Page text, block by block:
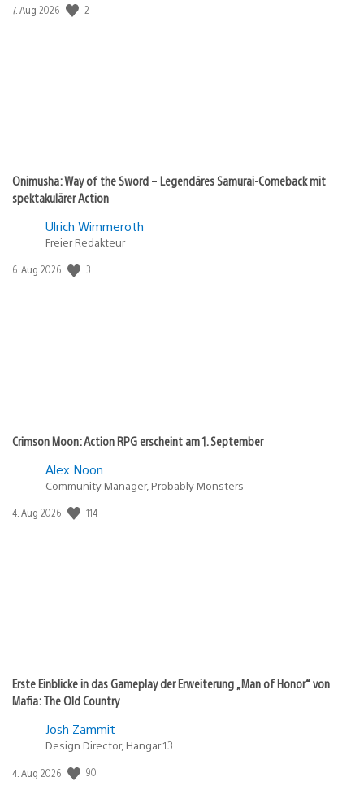
Veröffentlichungsdatum:
7. Aug 2026 2
Onimusha: Way of the Sword – Legendäres Samurai-Comeback mit
spektakulärer Action
Ulrich Wimmeroth
Freier Redakteur
Veröffentlichungsdatum:
6. Aug 2026 3
Crimson Moon: Action RPG erscheint am 1. September
Alex Noon
Community Manager, Probably Monsters
Veröffentlichungsdatum:
4. Aug 2026 114
Erste Einblicke in das Gameplay der Erweiterung „Man of Honor“ von
Mafia: The Old Country
Josh Zammit
Design Director, Hangar 13
Veröffentlichungsdatum:
4. Aug 2026 90